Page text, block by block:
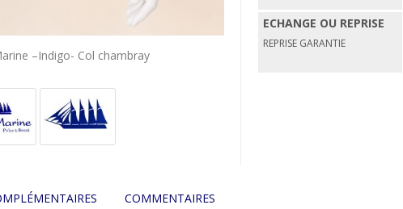
–Indigo- Col chambray
ECHANGE OU REPRISE
REPRISE GARANTIE
COMMENTAIRES